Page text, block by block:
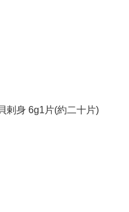
剌身 6g1片(約二十片)